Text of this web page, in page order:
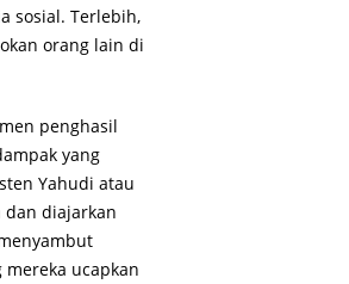
sosial. Terlebih,
orang lain di
penghasil
yang
Yahudi atau
dan diajarkan
ucapkan